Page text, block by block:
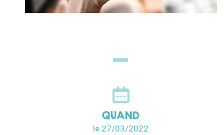
QUAND
le 27/03/2022